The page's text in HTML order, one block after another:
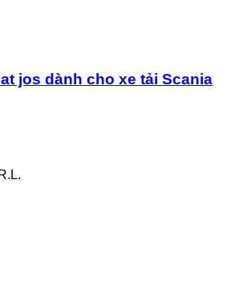
jos dành cho xe tải Scania